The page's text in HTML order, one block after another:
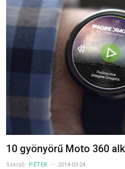
10 gyönyörű Moto 360
Szerző: PÉTER 2014-03-24